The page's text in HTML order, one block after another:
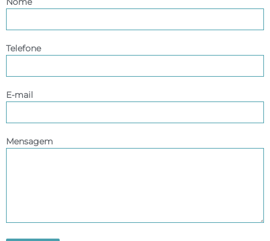
Telefone
E-mail
Mensagem